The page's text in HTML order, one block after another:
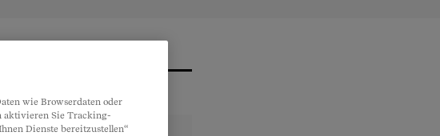
wie Browserdaten oder
aktivieren Sie Tracking-
Dienste bereitzustellen“